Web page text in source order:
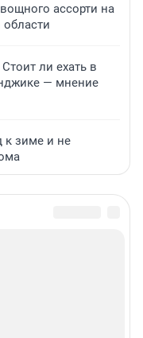
ассорти на
ли ехать в
— мнение
к зиме и не